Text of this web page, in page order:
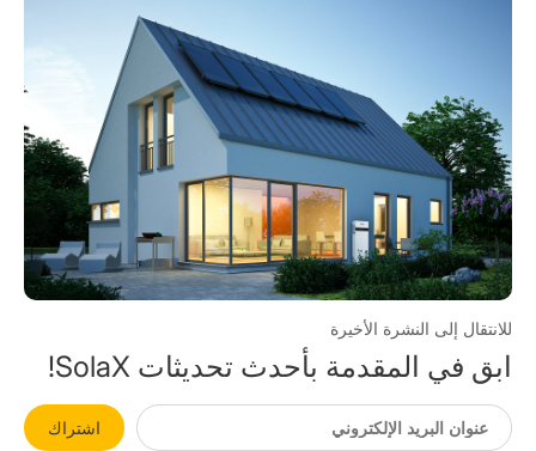
للانتقال إلى النشرة الأخيرة
ابق في المقدمة بأحدث تحديثات SolaX!
اشتراك